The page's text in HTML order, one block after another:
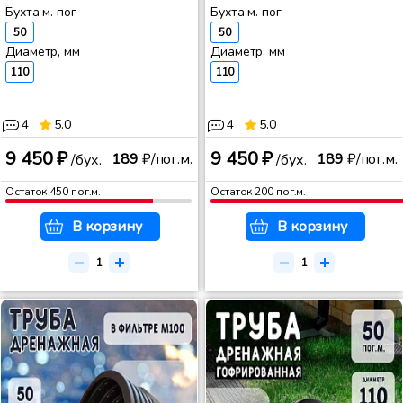
Бухта м. пог
50
Диаметр, мм
110
4 5.0
9 450 ₽/бух. 189 ₽/пог.м.
Остаток 450пог.м.
В корзину
Бухта м. пог
50
Диаметр, мм
110
4 5.0
9 450 ₽/бух. 189 ₽/пог.м.
Остаток200пог.м.
В корзину